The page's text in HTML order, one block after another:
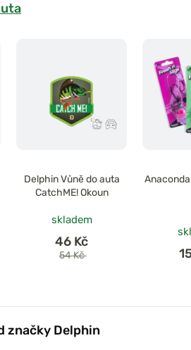
Delphin Vůně do auta
CatchME! Okoun
skladem
46 Kč
54 Kč
značky Delphin